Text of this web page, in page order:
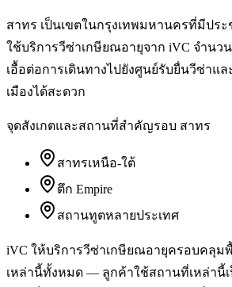
สาทร เป็นเขตในกรุงเทพมหานครที่มีปร
ใช้บริการวีซ่าเกษียณอายุจาก iVC จำนว
เอื้อต่อการเดินทางไปยังศูนย์รับยื่นวีซ่าแ
เมืองได้สะดวก
จุดสังเกตและสถานที่สำคัญรอบ สาทร
สาทรเหนือ-ใต้
ตึก Empire
สถานทูตหลายประเทศ
iVC ให้บริการวีซ่าเกษียณอายุครอบคลุม
เหล่านี้ทั้งหมด — ลูกค้าใช้สถานที่เหล่านี้